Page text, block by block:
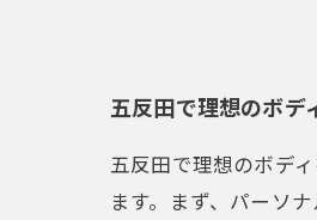
五反田で理想のボデ
五反田で理想のボデ
ます。まず、パーソ